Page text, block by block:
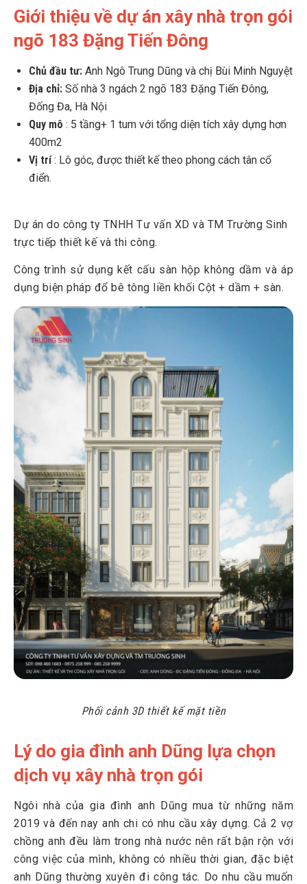
Đông
Lý do gia đình anh Dũng lựa chọn dịch vụ xây nhà trọn gói
Hành trình tìm đến Trường Sinh - Công ty xây nhà trọn gói
4 Ký kết hợp đồng theo từng giai đoạn
4.1 Giai đoạn ký hợp đồng thiết kế
4.2
Giai đoạn ký hợp đồng xây nhà trọn gói phần thô
4.3
tay
5.2 Thi công đào móng nhà
5.3
Giai đoạn xây dựng phần thô
6 Thi công hoàn thiện chìa khoá trao tay
7 Đánh giá chất lượng công trình qua góc nhìn các hộ liền
kề
8 Trường Sinh - Sự lựa chọn hoàn hảo cho gia đình bạn
Giới thiệu về dự án xây nhà trọn gói
ngõ 183 Đặng Tiến Đông
Chủ đầu tư: Anh Ngô Trung Dũng và chị Bùi Minh Nguyệt
Địa chỉ: Số nhà 3 ngách 2 ngõ 183 Đặng Tiến Đông,
Đống Đa, Hà Nội
Quy mô : 5 tầng+ 1 tum với tổng diện tích xây dựng hơn
400m2
Vị trí: Lô góc, được thiết kế theo phong cách tân cổ
điển.
Dự án do công ty TNHH Tư vấn XD và TM Trường Sinh
trực tiếp thiết kế và thi công.
Công trình sử dụng kết cấu sàn hộp không dầm và áp
dụng biện pháp đổ bê tông liền khối Cột + dầm + sàn.
Phối cảnh 3D thiết kế mặt tiền
Lý do gia đình anh Dũng lựa chọn
dịch vụ xây nhà trọn gói
Ngôi nhà của gia đình anh Dũng mua từ những năm
2019 và đến nay anh chi có nhu cầu xây dựng. Cả 2 vợ
chồng anh đều làm trong nhà nước nên rất bận rộn với
công việc của mình, không có nhiều thời gian, đặc biệt
anh Dũng thường xuyên đi công tác. Do nhu cầu muốn